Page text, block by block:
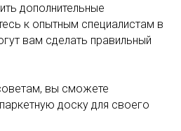
дополнительные
к опытным специалистам в
вам сделать правильный
вы сможете
доску для своего